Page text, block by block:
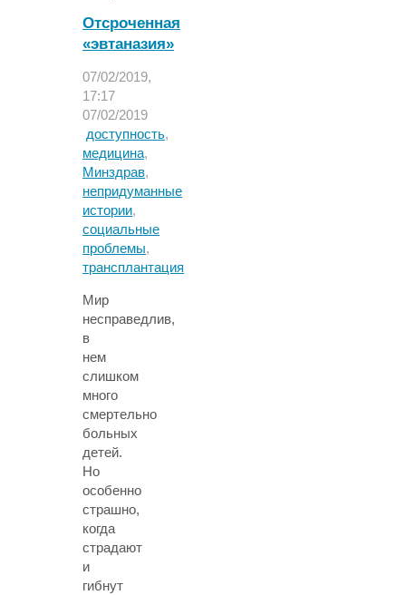
и
родится
все
равно
умрет».
История
Тёмы
Крошка,
мальчика,
жизнь
которого
отстояли
родители
и
спасли
доктора,
и
которому
сейчас
нужна
ваша
помощь!"
Отсроченная
«эвтаназия»
07/02/2019,
17:17
07/02/2019
доступность,
медицина,
Минздрав,
непридуманные
истории,
социальные
проблемы,
трансплантация
Мир
несправедлив,
в
нем
слишком
много
смертельно
больных
детей.
Но
особенно
страшно,
когда
страдают
и
гибнут